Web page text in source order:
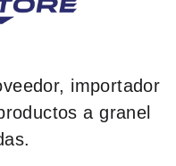
importador
a granel